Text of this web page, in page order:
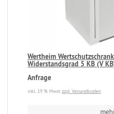
Wertheim
Widerstandsgrad 5 KB (V
Anfrage
inkl. 19 % Mwst.zzgl. Versandkosten